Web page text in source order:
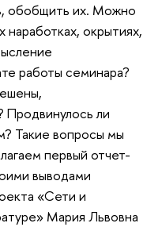
обобщить их. Можно
наработках, окрытиях,
работы семинара?
Продвинулось ли
Такие вопросы мы
первый отчет-
выводами
«Сети и
Мария Львовна